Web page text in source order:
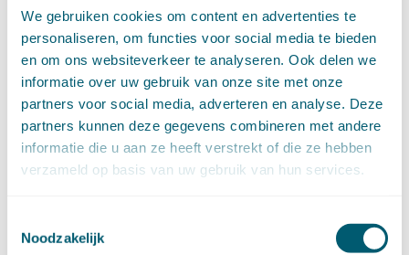
We gebruiken cookies om content en advertenties te
personaliseren, om functies voor social media te bieden
en om ons websiteverkeer te analyseren. Ook delen we
informatie over uw gebruik van onze site met onze
partners voor social media, adverteren en analyse. Deze
partners kunnen deze gegevens combineren met andere
informatie die u aan ze heeft verstrekt of die ze hebben
verzameld op basis van uw gebruik van hun services.
Noodzakelijk
februari (11)
januari (15)
►
2020 (154)
december (6)
november (14)
oktober (14)
september (8)
augustus (2)
juli (20)
april (20)